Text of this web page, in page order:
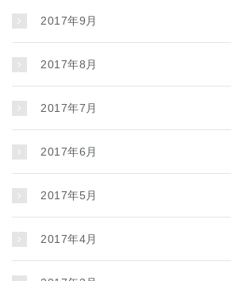
2017年9月
2017年8月
2017年7月
2017年6月
2017年5月
2017年4月